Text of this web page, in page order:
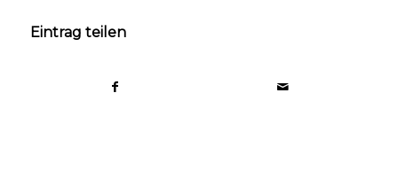
Eintrag teilen